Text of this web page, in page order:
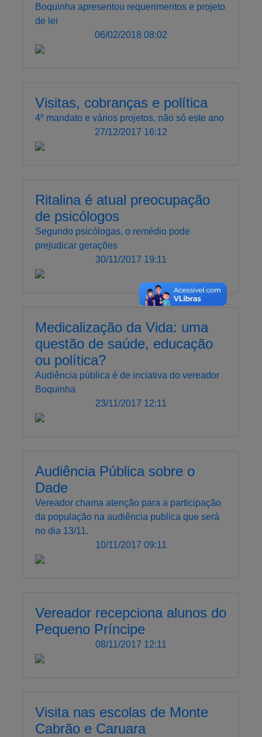
Boquinha apresentou requerimentos e projeto
de lei
06/02/2018 08:02
Visitas, cobranças e política
4º mandato e vários projetos, não só este ano
27/12/2017 16:12
Ritalina é atual preocupação
de psicólogos
Segundo psicólogas, o remédio pode
prejudicar gerações
30/11/2017 19:11
Medicalização da Vida: uma
questão de saúde, educação
ou política?
Audiência pública é de inciativa do vereador
Boquinha
23/11/2017 12:11
Audiência Pública sobre o
Dade
Vereador chama atenção para a participação
da população na audiência publica que será
no dia 13/11.
10/11/2017 09:11
Vereador recepciona alunos do
Pequeno Príncipe
08/11/2017 12:11
Visita nas escolas de Monte
Cabrão e Caruara